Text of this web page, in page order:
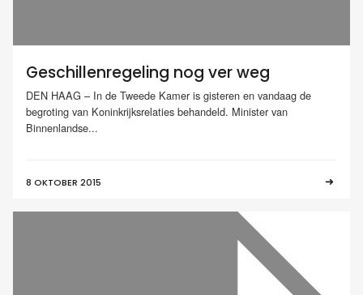
Geschillenregeling nog ver weg
DEN HAAG – In de Tweede Kamer is gisteren en vandaag de
begroting van Koninkrijksrelaties behandeld. Minister van
Binnenlandse...
8 OKTOBER 2015